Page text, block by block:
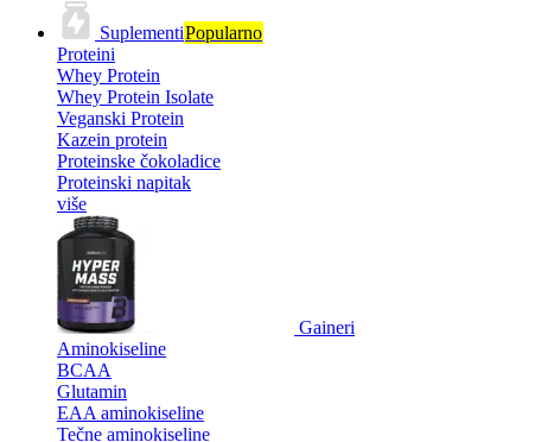
SuplementiPopularno
Proteini
Whey Protein
Whey Protein Isolate
Veganski Protein
Kazein protein
Proteinske čokoladice
Proteinski napitak
više
Gaineri
Aminokiseline
BCAA
Glutamin
EAA aminokiseline
Tečne aminokiseline